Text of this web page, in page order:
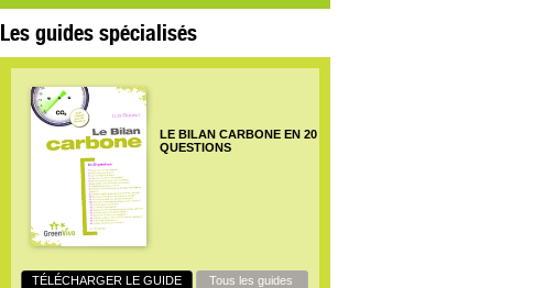
Les guides spécialisés
LE BILAN CARBONE EN 20
QUESTIONS
TÉLÉCHARGER LE GUIDE Tous les guides